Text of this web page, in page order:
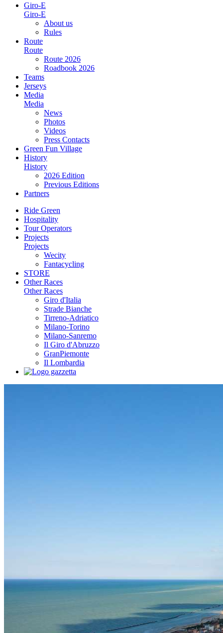
Giro-E
Giro-E
About us
Rules
Route
Route
Route 2026
Roadbook 2026
Teams
Jerseys
Media
Media
News
Photos
Videos
Press Contacts
Green Fun Village
History
History
2026 Edition
Previous Editions
Partners
Ride Green
Hospitality
Tour Operators
Projects
Projects
Wecity
Fantacycling
STORE
Other Races
Other Races
Giro d'Italia
Strade Bianche
Tirreno-Adriatico
Milano-Torino
Milano-Sanremo
Il Giro d'Abruzzo
GranPiemonte
Il Lombardia